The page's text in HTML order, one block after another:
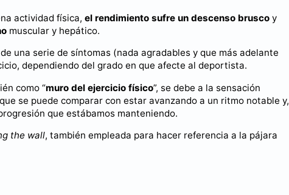
actividad física, el rendimiento sufre un descenso brusco y
muscular y hepático.
una serie de síntomas (nada agradables y que más adelante
dependiendo del grado en que afecte al deportista.
como “muro del ejercicio físico”, se debe a la sensación
se puede comparar con estar avanzando a un ritmo notable y,
que estábamos manteniendo.
the wall, también empleada para hacer referencia a la pájara